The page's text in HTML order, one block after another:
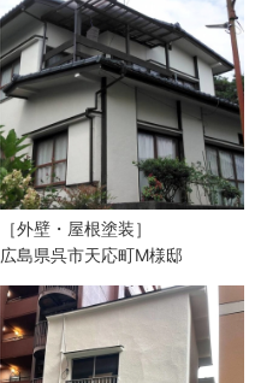
［外壁・屋根塗装］
広島県呉市天応町M様邸